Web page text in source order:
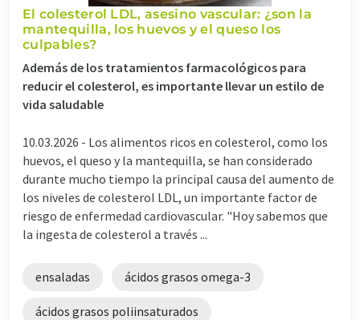
El colesterol LDL, asesino vascular: ¿son la
mantequilla, los huevos y el queso los
culpables?
Además de los tratamientos farmacológicos para
reducir el colesterol, es importante llevar un estilo de
vida saludable
10.03.2026 - Los alimentos ricos en colesterol, como los
huevos, el queso y la mantequilla, se han considerado
durante mucho tiempo la principal causa del aumento de
los niveles de colesterol LDL, un importante factor de
riesgo de enfermedad cardiovascular. "Hoy sabemos que
la ingesta de colesterol a través ...
ensaladas ácidos grasos omega-3
ácidos grasos poliinsaturados